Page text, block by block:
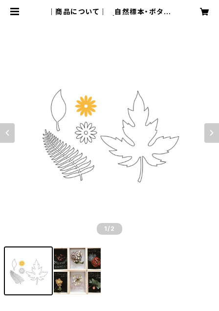
｜商品について｜ 自然標本・ボタニ
1 /2